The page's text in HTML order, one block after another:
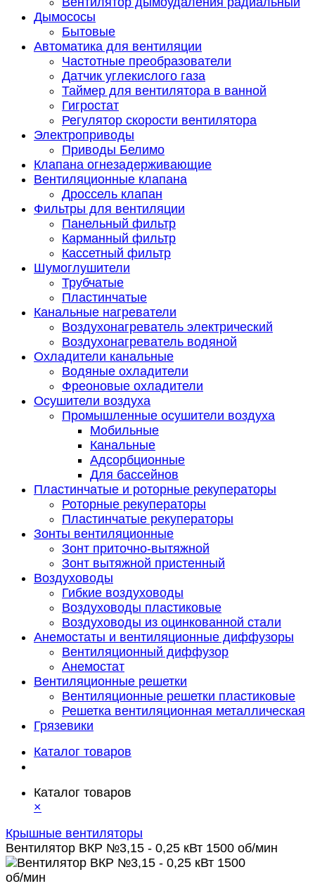
Дымососы
Бытовые
Автоматика для вентиляции
Частотные преобразователи
Датчик углекислого газа
Таймер для вентилятора в ванной
Гигростат
Регулятор скорости вентилятора
Электроприводы
Приводы Белимо
Клапана огнезадерживающие
Вентиляционные клапана
Дроссель клапан
Фильтры для вентиляции
Панельный фильтр
Карманный фильтр
Кассетный фильтр
Шумоглушители
Трубчатые
Пластинчатые
Канальные нагреватели
Воздухонагреватель электрический
Воздухонагреватель водяной
Охладители канальные
Водяные охладители
Фреоновые охладители
Осушители воздуха
Промышленные осушители воздуха
Мобильные
Канальные
Адсорбционные
Для бассейнов
Пластинчатые и роторные рекуператоры
Роторные рекуператоры
Пластинчатые рекуператоры
Зонты вентиляционные
Зонт приточно-вытяжной
Зонт вытяжной пристенный
Воздуховоды
Гибкие воздуховоды
Воздуховоды пластиковые
Воздуховоды из оцинкованной стали
Анемостаты и вентиляционные диффузоры
Вентиляционный диффузор
Анемостат
Вентиляционные решетки
Вентиляционные решетки пластиковые
Решетка вентиляционная металлическая
Грязевики
Каталог товаров
Каталог товаров
×
Крышные вентиляторы
Вентилятор ВКР №3,15 - 0,25 кВт 1500 об/мин